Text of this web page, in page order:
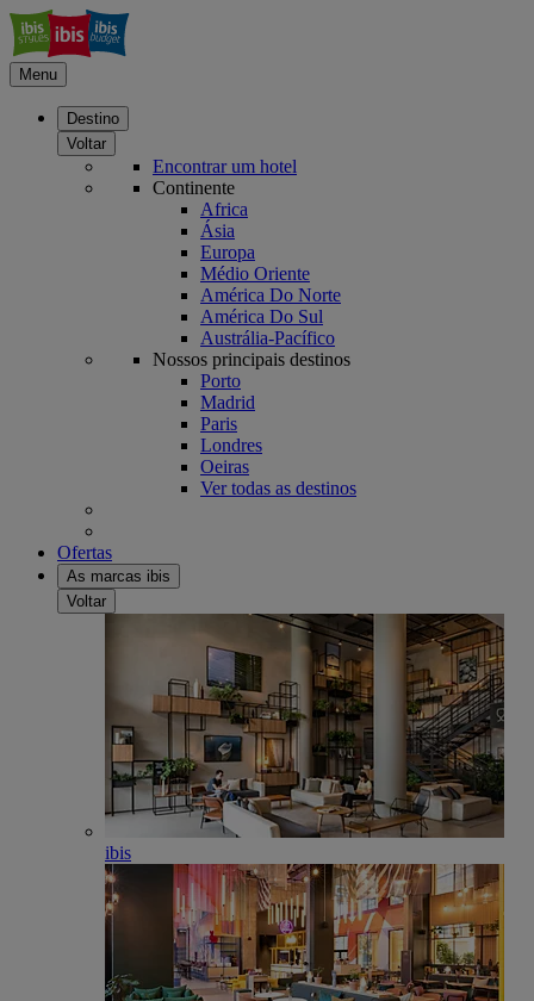
Menu
Destino
Voltar
Encontrar um hotel
Continente
Africa
Ásia
Europa
Médio Oriente
América Do Norte
América Do Sul
Austrália-Pacífico
Nossos principais destinos
Porto
Madrid
Paris
Londres
Oeiras
Ver todas as destinos
Ofertas
As marcas ibis
Voltar
ibis